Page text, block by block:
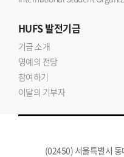
HUFS발전기금
기금 소개
명예의 전당
참여하기
이달의 기부자
(02450) 서울특별시